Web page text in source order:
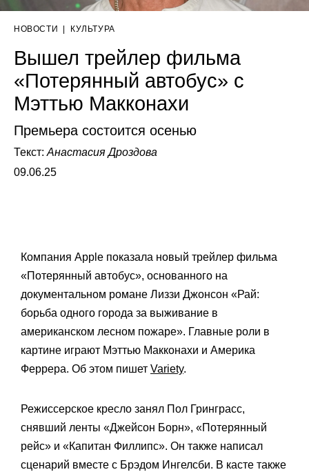
НОВОСТИ КУЛЬТУРА
Вышел трейлер фильма
«Потерянный автобус» с
Мэттью Макконахи
Премьера состоится осенью
Текст: Анастасия Дроздова
09.06.25
Компания Apple показала новый трейлер фильма
«Потерянный автобус», основанного на
документальном романе Лиззи Джонсон «Рай:
борьба одного города за выживание в
американском лесном пожаре». Главные роли в
картине играют Мэттью Макконахи и Америка
Феррера. Об этом пишет Variety.
Режиссерское кресло занял Пол Гринграсс,
снявший ленты «Джейсон Борн», «Потерянный
рейс» и «Капитан Филлипс». Он также написал
сценарий вместе с Брэдом Ингелсби. В касте также